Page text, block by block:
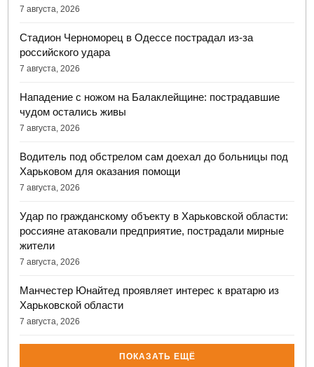
7 августа, 2026
Стадион Черноморец в Одессе пострадал из-за
российского удара
7 августа, 2026
Нападение с ножом на Балаклейщине: пострадавшие
чудом остались живы
7 августа, 2026
Водитель под обстрелом сам доехал до больницы под
Харьковом для оказания помощи
7 августа, 2026
Удар по гражданскому объекту в Харьковской области:
россияне атаковали предприятие, пострадали мирные
жители
7 августа, 2026
Манчестер Юнайтед проявляет интерес к вратарю из
Харьковской области
7 августа, 2026
ПОКАЗАТЬ ЕЩЁ